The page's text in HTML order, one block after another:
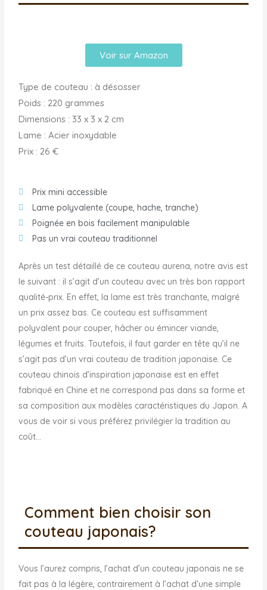
Voir sur Amazon
Type de couteau : à désosser
Poids : 220 grammes
Dimensions : ‎33 x 3 x 2 cm
Lame : ‎Acier inoxydable
Prix : 26 €
Prix mini accessible
Lame polyvalente (coupe, hache, tranche)
Poignée en bois facilement manipulable
Pas un vrai couteau traditionnel
Après un test détaillé de ce couteau aurena, notre avis est
le suivant : il s’agit d’un couteau avec un très bon rapport
qualité-prix. En effet, la lame est très tranchante, malgré
un prix assez bas. Ce couteau est suffisamment
polyvalent pour couper, hâcher ou émincer viande,
légumes et fruits. Toutefois, il faut garder en tête qu’il ne
s’agit pas d’un vrai couteau de tradition japonaise. Ce
couteau chinois d’inspiration japonaise est en effet
fabriqué en Chine et ne correspond pas dans sa forme et
sa composition aux modèles caractéristiques du Japon. A
vous de voir si vous préférez privilégier la tradition au
coût…
Comment bien choisir son
couteau japonais?
Vous l’aurez compris, l’achat d’un couteau japonais ne se
fait pas à la légère, contrairement à l’achat d’une simple